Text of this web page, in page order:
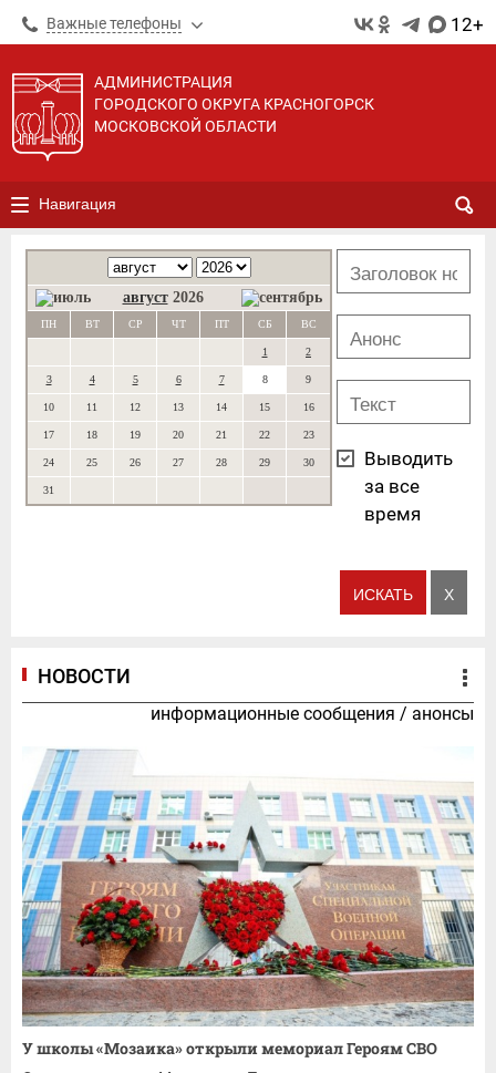
Важные телефоны 12+
АДМИНИСТРАЦИЯ
ГОРОДСКОГО ОКРУГА КРАСНОГОРСК
МОСКОВСКОЙ ОБЛАСТИ
Навигация
август 2026
ПН ВТ СР ЧТ ПТ СБ ВС
1 2
3 4 5 6 7 8 9
10 11 12 13 14 15 16
17 18 19 20 21 22 23
24 25 26 27 28 29 30
31
Выводить
за все
время
НОВОСТИ
информационные сообщения / анонсы
У школы «Мозаика» открыли мемориал Героям СВО